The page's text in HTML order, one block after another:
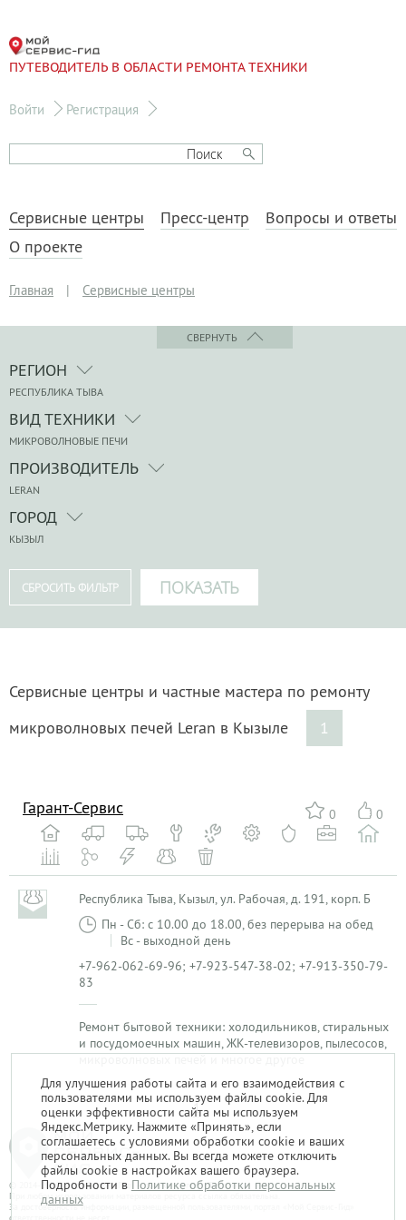
ПУТЕВОДИТЕЛЬ В ОБЛАСТИ РЕМОНТА ТЕХНИКИ
Войти Регистрация
Сервисные центры Пресс-центр
Вопросы и ответы
О проекте
Главная | Сервисные центры
СВЕРНУТЬ
РЕГИОН
РЕСПУБЛИКА ТЫВА
ВИД ТЕХНИКИ
МИКРОВОЛНОВЫЕ ПЕЧИ
ПРОИЗВОДИТЕЛЬ
LERAN
ГОРОД
КЫЗЫЛ
Сервисные центры и частные мастера по ремонту
микроволновых печей Leran в Кызыле
1
0 0
Гарант-Сервис
Республика Тыва, Кызыл, ул. Рабочая, д. 191, корп. Б
Пн - Сб: с 10.00 до 18.00, без перерыва на обед
Вс - выходной день
+7-962-062-69-96; +7-923-547-38-02; +7-913-350-79-
83
Ремонт бытовой техники: холодильников, стиральных
и посудомоечных машин, ЖК-телевизоров, пылесосов,
микроволновых печей и многое другое
1
© 2014-2026. «Мой Сервис-Гид» – проект группы «Текарт».
При любом использовании материалов ресурса ссылка обязательна.
За достоверность информации, размещенной пользователями, портал «Мой Сервис-Гид»
Для улучшения работы сайта и его взаимодействия с
пользователями мы используем файлы cookie. Для
оценки эффективности сайта мы используем
Яндекс.Метрику. Нажмите «Принять», если
соглашаетесь с условиями обработки cookie и ваших
персональных данных. Вы всегда можете отключить
файлы cookie в настройках вашего браузера.
Подробности в Политике обработки персональных
данных